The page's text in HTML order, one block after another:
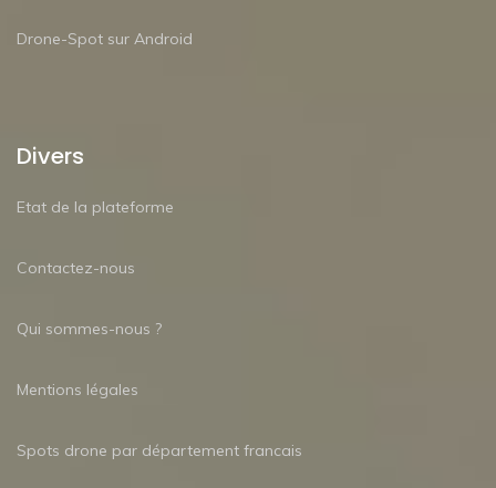
Drone-Spot sur Android
Divers
Etat de la plateforme
Contactez-nous
Qui sommes-nous ?
Mentions légales
Spots drone par département francais